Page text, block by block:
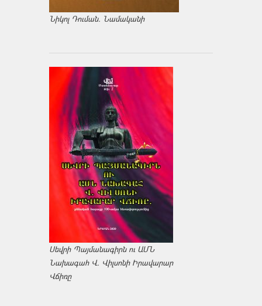
Նիկոլ Դուման. Նամականի
Սեվրի Պայմանագիրն ու ԱՄՆ
Նախագահ Վ. Վիլսոնի Իրավարար
Վճիռը